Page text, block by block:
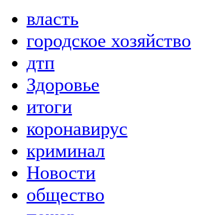
власть
городское хозяйство
дтп
Здоровье
итоги
коронавирус
криминал
Новости
общество